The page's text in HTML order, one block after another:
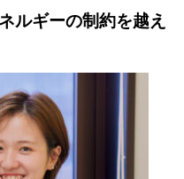
ルギーの制約を越え